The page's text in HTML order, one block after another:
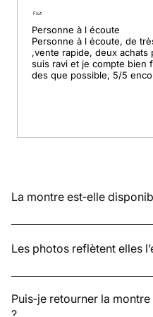
Frut
Personne à l écoute
Personne à l écoute, de
,vente rapide, deux achats
suis ravi et je compte bien
des que possible, 5/5
La montre est‑elle
Cela dépend si le modèle est
en précommande. Le délai
également à votre disposition
Les photos reflètent elles
Oui. Nous présentons des
excessive. Pour les
évoluer : les visuels fournis
Puis‑je retourner la